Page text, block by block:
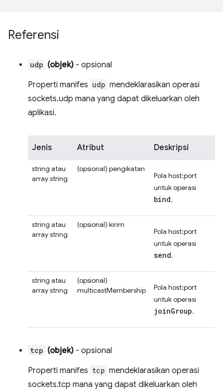
Referensi
udp (objek) - opsional
Properti manifes udp mendeklarasikan operasi
sockets.udp mana yang dapat dikeluarkan oleh
aplikasi.
Jenis Atribut Deskripsi
string atau
array string
(opsional) pengikatan
Pola host:port
untuk operasi
bind.
string atau
array string
(opsional) kirim
Pola host:port
untuk operasi
send.
string atau
array string
(opsional)
multicastMembership
Pola host:port
untuk operasi
joinGroup.
tcp (objek) - opsional
Properti manifes tcp mendeklarasikan operasi
sockets.tcp mana yang dapat dikeluarkan oleh